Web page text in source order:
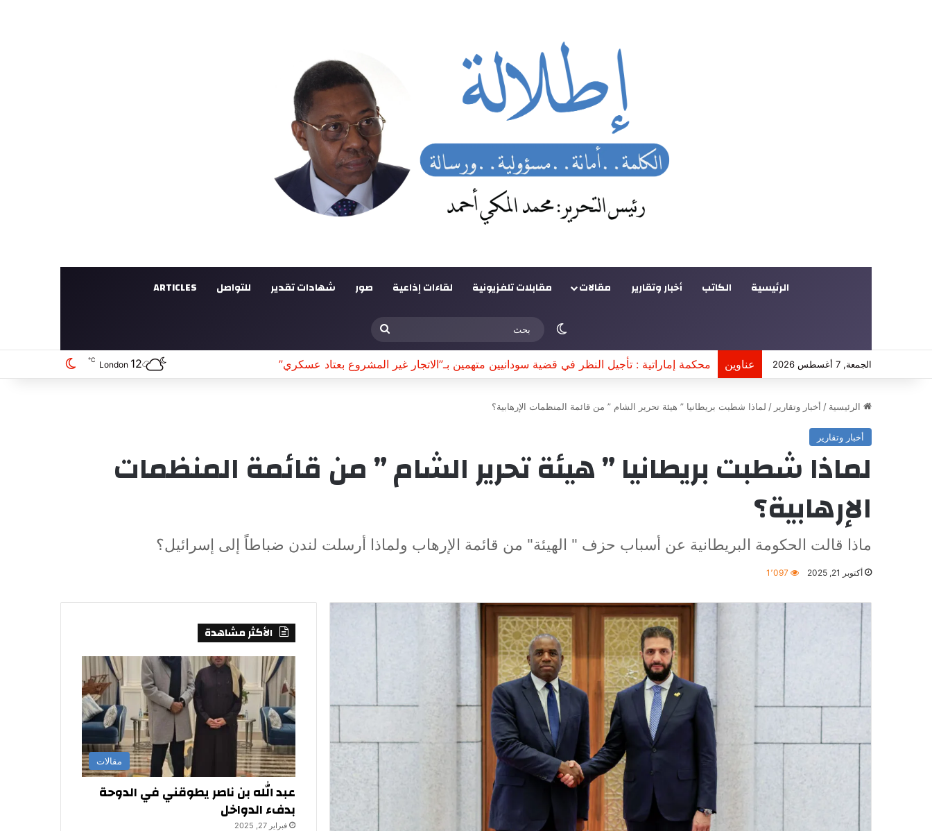
الرئيسية الكاتب أخبار وتقارير مقالات مقابلات تلفزيونية لقاءات إذاعية صور شهادات تقدير للتواصل ARTICLES
الوضع المظلم
الجمعة, 7 أغسطس 2026 عناوين حين يصل التعليم إلى مجلس الأمن..تكون الحرب في السودان قد أعلنت الحرب على المستقبل London 12
℃
الرئيسية / أخبار وتقارير / لماذا شطبت بريطانيا ” هيئة تحرير الشام ” من قائمة المنظمات الإرهابية؟
أخبار وتقارير
لماذا شطبت بريطانيا ” هيئة تحرير الشام ” من قائمة المنظمات
الإرهابية؟
ماذا قالت الحكومة البريطانية عن أسباب حزف " الهيئة" من قائمة الإرهاب ولماذا أرسلت لندن ضباطاً إلى إسرائيل؟
أكتوبر 21, 2025 1٬097
الأكثر مشاهدة
مقالات
عبد الله بن ناصر يطوقني في الدوحة
بدفء الدواخل
فبراير 27, 2025